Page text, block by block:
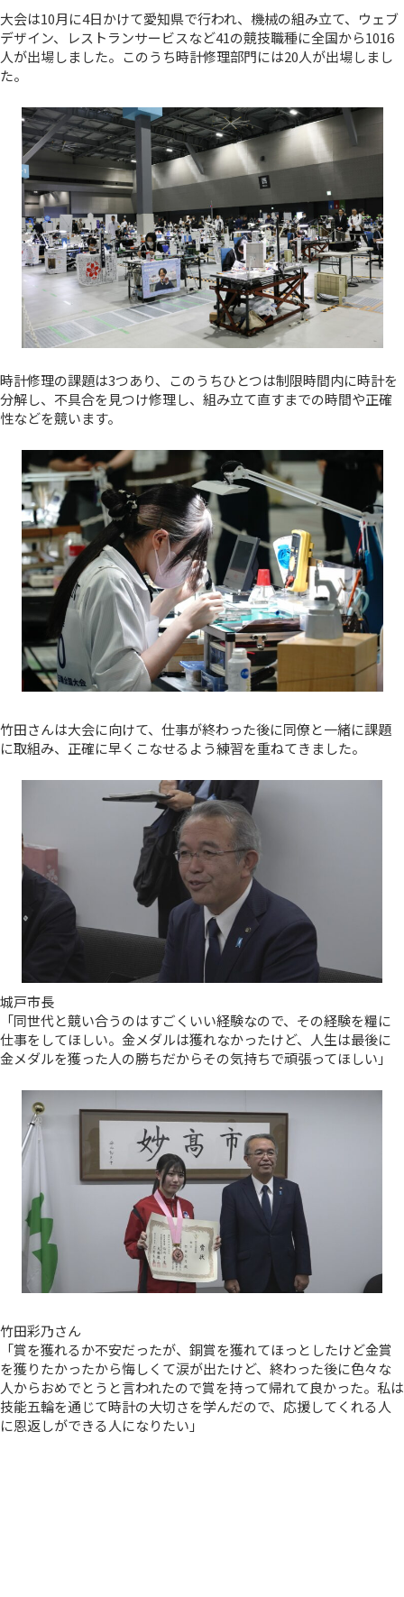
大会は10月に4日かけて愛知県で行われ、機械の組み立て、ウェブ
デザイン、レストランサービスなど41の競技職種に全国から1016
人が出場しました。このうち時計修理部門には20人が出場しまし
た。
時計修理の課題は3つあり、このうちひとつは制限時間内に時計を
分解し、不具合を見つけ修理し、組み立て直すまでの時間や正確
性などを競います。
竹田さんは大会に向けて、仕事が終わった後に同僚と一緒に課題
に取組み、正確に早くこなせるよう練習を重ねてきました。
城戸市長
「同世代と競い合うのはすごくいい経験なので、その経験を糧に
仕事をしてほしい。金メダルは獲れなかったけど、人生は最後に
金メダルを獲った人の勝ちだからその気持ちで頑張ってほしい」
竹田彩乃さん
「賞を獲れるか不安だったが、銅賞を獲れてほっとしたけど金賞
を獲りたかったから悔しくて涙が出たけど、終わった後に色々な
人からおめでとうと言われたので賞を持って帰れて良かった。私は
技能五輪を通じて時計の大切さを学んだので、応援してくれる人
に恩返しができる人になりたい」